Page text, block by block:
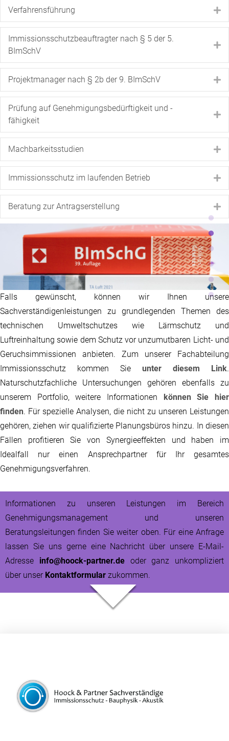
Verfahrensführung
Immissionsschutzbeauftragter nach § 5 der 5.
BImSchV
Projektmanager nach § 2b der 9. BImSchV
Prüfung auf Genehmigungsbedürftigkeit und -
fähigkeit
Machbarkeitsstudien
Immissionsschutz im laufenden Betrieb
Beratung zur Antragserstellung
Falls gewünscht, können wir Ihnen unsere
Sachverständigenleistungen zu grundlegenden Themen des
technischen Umweltschutzes wie Lärmschutz und
Luftreinhaltung sowie dem Schutz vor unzumutbaren Licht- und
Geruchsimmissionen anbieten. Zum unserer Fachabteilung
Immissionsschutz kommen Sie unter diesem Link.
Naturschutzfachliche Untersuchungen gehören ebenfalls zu
unserem Portfolio, weitere Informationen können Sie hier
finden. Für spezielle Analysen, die nicht zu unseren Leistungen
gehören, ziehen wir qualifizierte Planungsbüros hinzu. In diesen
Fällen profitieren Sie von Synergieeffekten und haben im
Idealfall nur einen Ansprechpartner für Ihr gesamtes
Genehmigungsverfahren.
Informationen zu unseren Leistungen im Bereich
Genehmigungsmanagement und unseren
Beratungsleitungen finden Sie weiter oben. Für eine Anfrage
lassen Sie uns gerne eine Nachricht über unsere E-Mail-
Adresse info@hoock-partner.deoder ganz unkompliziert
über unser Kontaktformular zukommen.